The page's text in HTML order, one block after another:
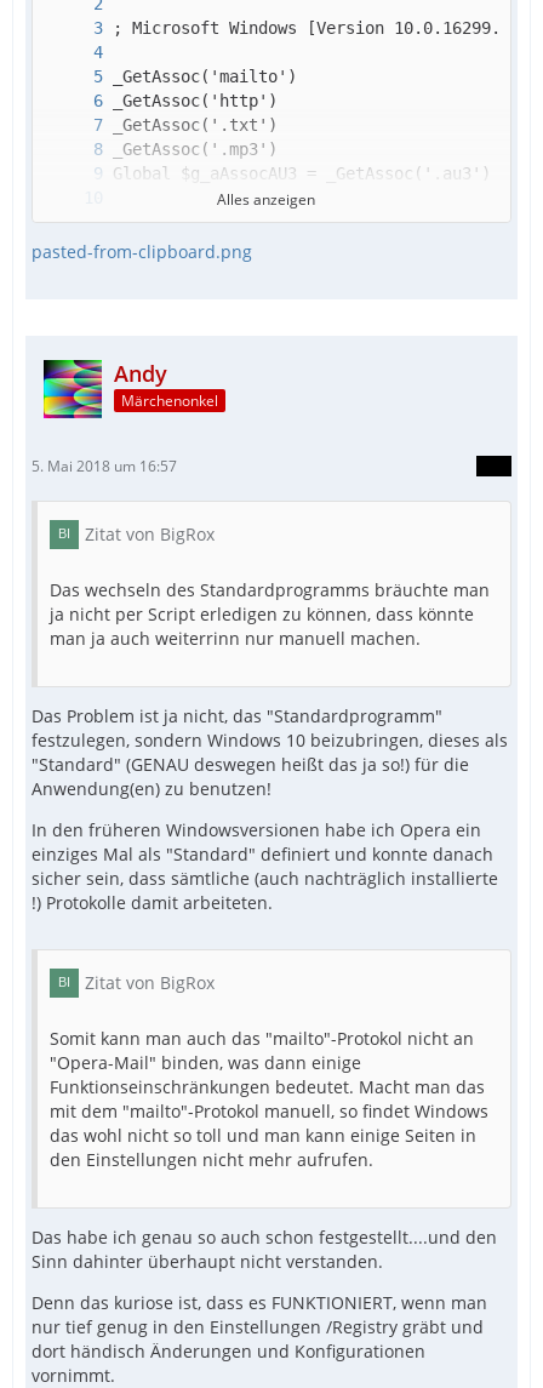
EndFunc
Alles anzeigen
pasted-from-clipboard.png
Andy
Märchenonkel
5. Mai 2018 um 16:57
Zitat von BigRox
Das wechseln des Standardprogramms bräuchte man
ja nicht per Script erledigen zu können, dass könnte
man ja auch weiterrinn nur manuell machen.
Das Problem ist ja nicht, das "Standardprogramm"
festzulegen, sondern Windows 10 beizubringen, dieses als
"Standard" (GENAU deswegen heißt das ja so!) für die
Anwendung(en) zu benutzen!
In den früheren Windowsversionen habe ich Opera ein
einziges Mal als "Standard" definiert und konnte danach
sicher sein, dass sämtliche (auch nachträglich installierte
!) Protokolle damit arbeiteten.
Zitat von BigRox
Somit kann man auch das "mailto"-Protokol nicht an
"Opera-Mail" binden, was dann einige
Funktionseinschränkungen bedeutet. Macht man das
mit dem "mailto"-Protokol manuell, so findet Windows
das wohl nicht so toll und man kann einige Seiten in
den Einstellungen nicht mehr aufrufen.
Das habe ich genau so auch schon festgestellt....und den
Sinn dahinter überhaupt nicht verstanden.
Denn das kuriose ist, dass es FUNKTIONIERT, wenn man
nur tief genug in den Einstellungen /Registry gräbt und
dort händisch Änderungen und Konfigurationen
vornimmt.